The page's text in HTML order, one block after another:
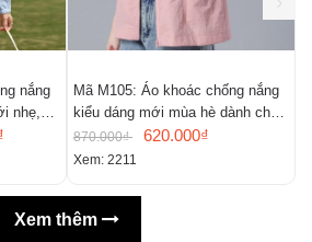
nắng
nhẹ,
Mã M105: Áo khoác chống nắng
kiểu dáng mới mùa hè dành cho
nữ
870.000₫ 620.000₫
Xem: 2211
Xem thêm